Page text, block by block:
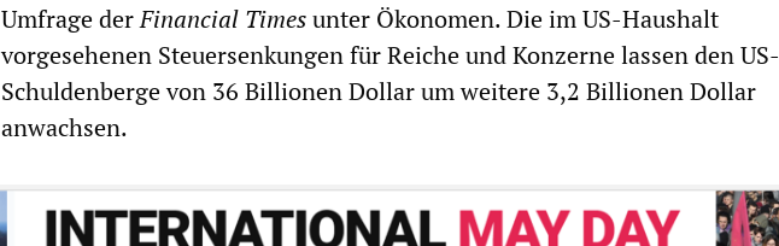
Umfrage derFinancial Timesunter Ökonomen. Die im US-Haushalt
vorgesehenen Steuersenkungen für Reiche und Konzerne lassen den US-
Schuldenberge von 36 Billionen Dollar um weitere 3,2 Billionen Dollar
anwachsen.